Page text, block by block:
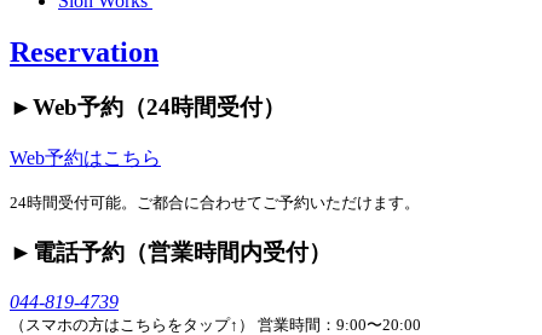
Reservation
►︎Web予約（24時間受付）
Web予約はこちら
24時間受付可能。ご都合に合わせてご予約いただけます。
►︎電話予約（営業時間内受付）
044-819-4739
（スマホの方はこちらをタップ↑）
営業時間：9:00〜20:00